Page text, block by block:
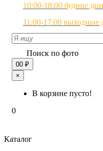
10:00-18:00 будние дни
11:00-17:00 выходные
Поиск по фото
00 ₽
×
В корзине пусто!
0
Каталог